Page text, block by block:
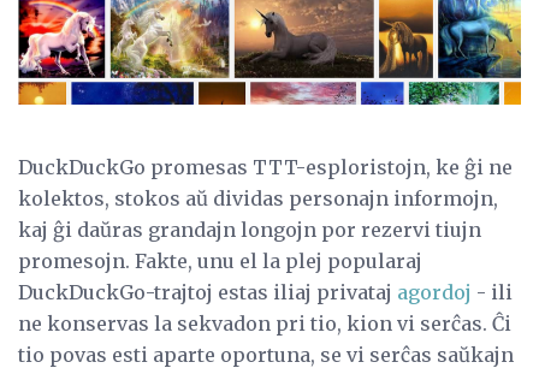
DuckDuckGo promesas TTT-esploristojn, ke ĝi ne
kolektos, stokos aŭ dividas personajn informojn,
kaj ĝi daŭras grandajn longojn por rezervi tiujn
promesojn. Fakte, unu el la plej popularaj
DuckDuckGo-trajtoj estas iliaj privataj agordoj - ili
ne konservas la sekvadon pri tio, kion vi serĉas. Ĉi
tio povas esti aparte oportuna, se vi serĉas saŭkajn